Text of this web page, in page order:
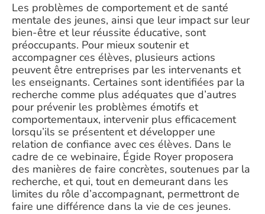
Les problèmes de comportement et de santé
mentale des jeunes, ainsi que leur impact sur leur
bien-être et leur réussite éducative, sont
préoccupants. Pour mieux soutenir et
accompagner ces élèves, plusieurs actions
peuvent être entreprises par les intervenants et
les enseignants. Certaines sont identifiées par la
recherche comme plus adéquates que d’autres
pour prévenir les problèmes émotifs et
comportementaux, intervenir plus efficacement
lorsqu’ils se présentent et développer une
relation de confiance avec ces élèves. Dans le
cadre de ce webinaire, Égide Royer proposera
des manières de faire concrètes, soutenues par la
recherche, et qui, tout en demeurant dans les
limites du rôle d’accompagnant, permettront de
faire une différence dans la vie de ces jeunes.